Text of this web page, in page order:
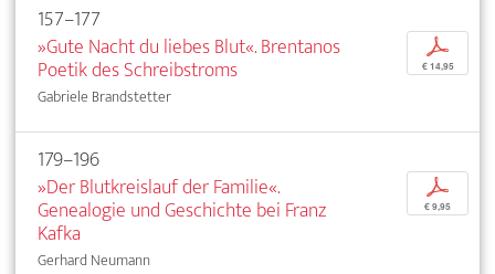
157–177
»Gute Nacht du liebes Blut«. Brentanos
Poetik des Schreibstroms
Gabriele Brandstetter
p
€ 14,95
179–196
»Der Blutkreislauf der Familie«.
Genealogie und Geschichte bei Franz
Kafka
Gerhard Neumann
p
€ 9,95